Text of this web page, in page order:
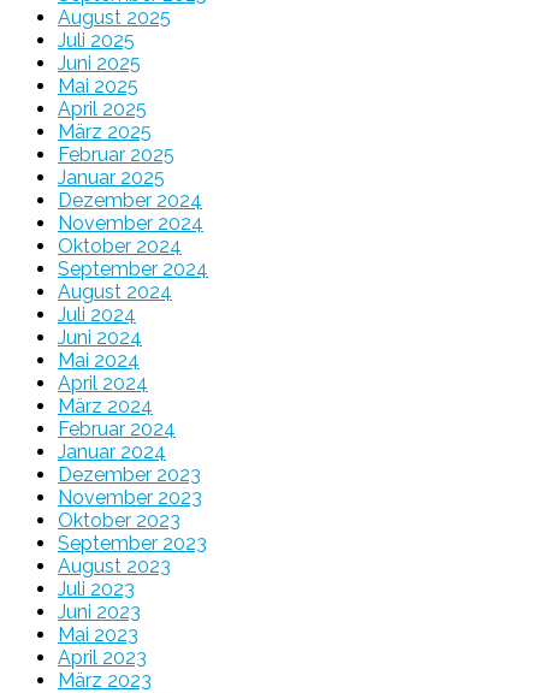
August 2025
Juli 2025
Juni 2025
Mai 2025
April 2025
März 2025
Februar 2025
Januar 2025
Dezember 2024
November 2024
Oktober 2024
September 2024
August 2024
Juli 2024
Juni 2024
Mai 2024
April 2024
März 2024
Februar 2024
Januar 2024
Dezember 2023
November 2023
Oktober 2023
September 2023
August 2023
Juli 2023
Juni 2023
Mai 2023
April 2023
März 2023